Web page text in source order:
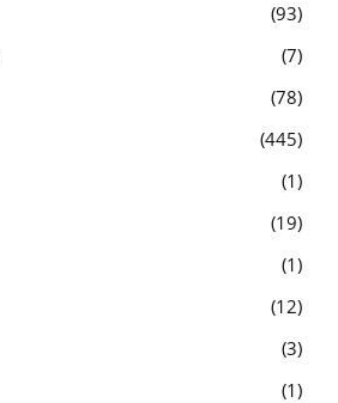
93
7
78
445
1
19
1
12
3
1